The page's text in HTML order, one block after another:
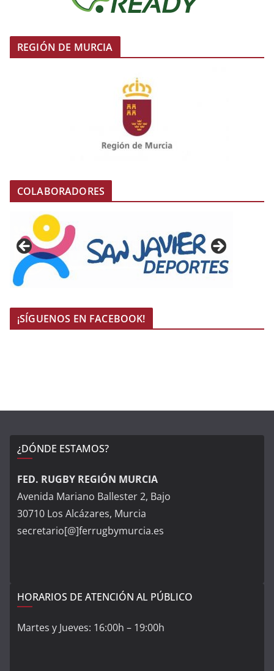
REGIÓN DE MURCIA
COLABORADORES
¡SÍGUENOS EN FACEBOOK!
¿DÓNDE ESTAMOS?
FED. RUGBY REGIÓN MURCIA
Avenida Mariano Ballester 2, Bajo
30710 Los Alcázares, Murcia
secretario[@]ferrugbymurcia.es
HORARIOS DE ATENCIÓN AL PÚBLICO
Martes y Jueves: 16:00h – 19:00h